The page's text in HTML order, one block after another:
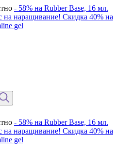
- 58% на Rubber Base, 16 мл.
на наращивание! Скидка 40% на
gel
- 58% на Rubber Base, 16 мл.
на наращивание! Скидка 40% на
gel